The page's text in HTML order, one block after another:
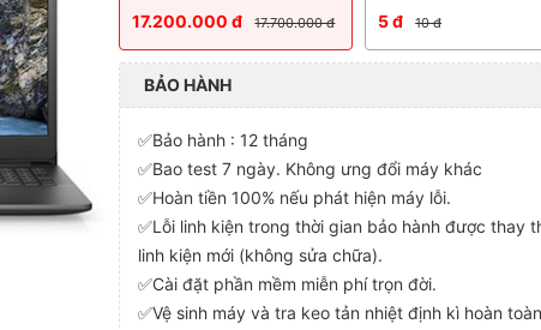
17.200.000 đ
17.700.000 đ
5 đ
10 đ
BẢO HÀNH
✅Bảo hành : 12 tháng
✅Bao test 7 ngày. Không ưng đổi máy khác
✅Hoàn tiền 100% nếu phát hiện máy lỗi.
✅Lỗi linh kiện trong thời gian bảo hành được thay
linh kiện mới (không sửa chữa).
✅Cài đặt phần mềm miễn phí trọn đời.
✅Vệ sinh máy và tra keo tản nhiệt định kì hoàn